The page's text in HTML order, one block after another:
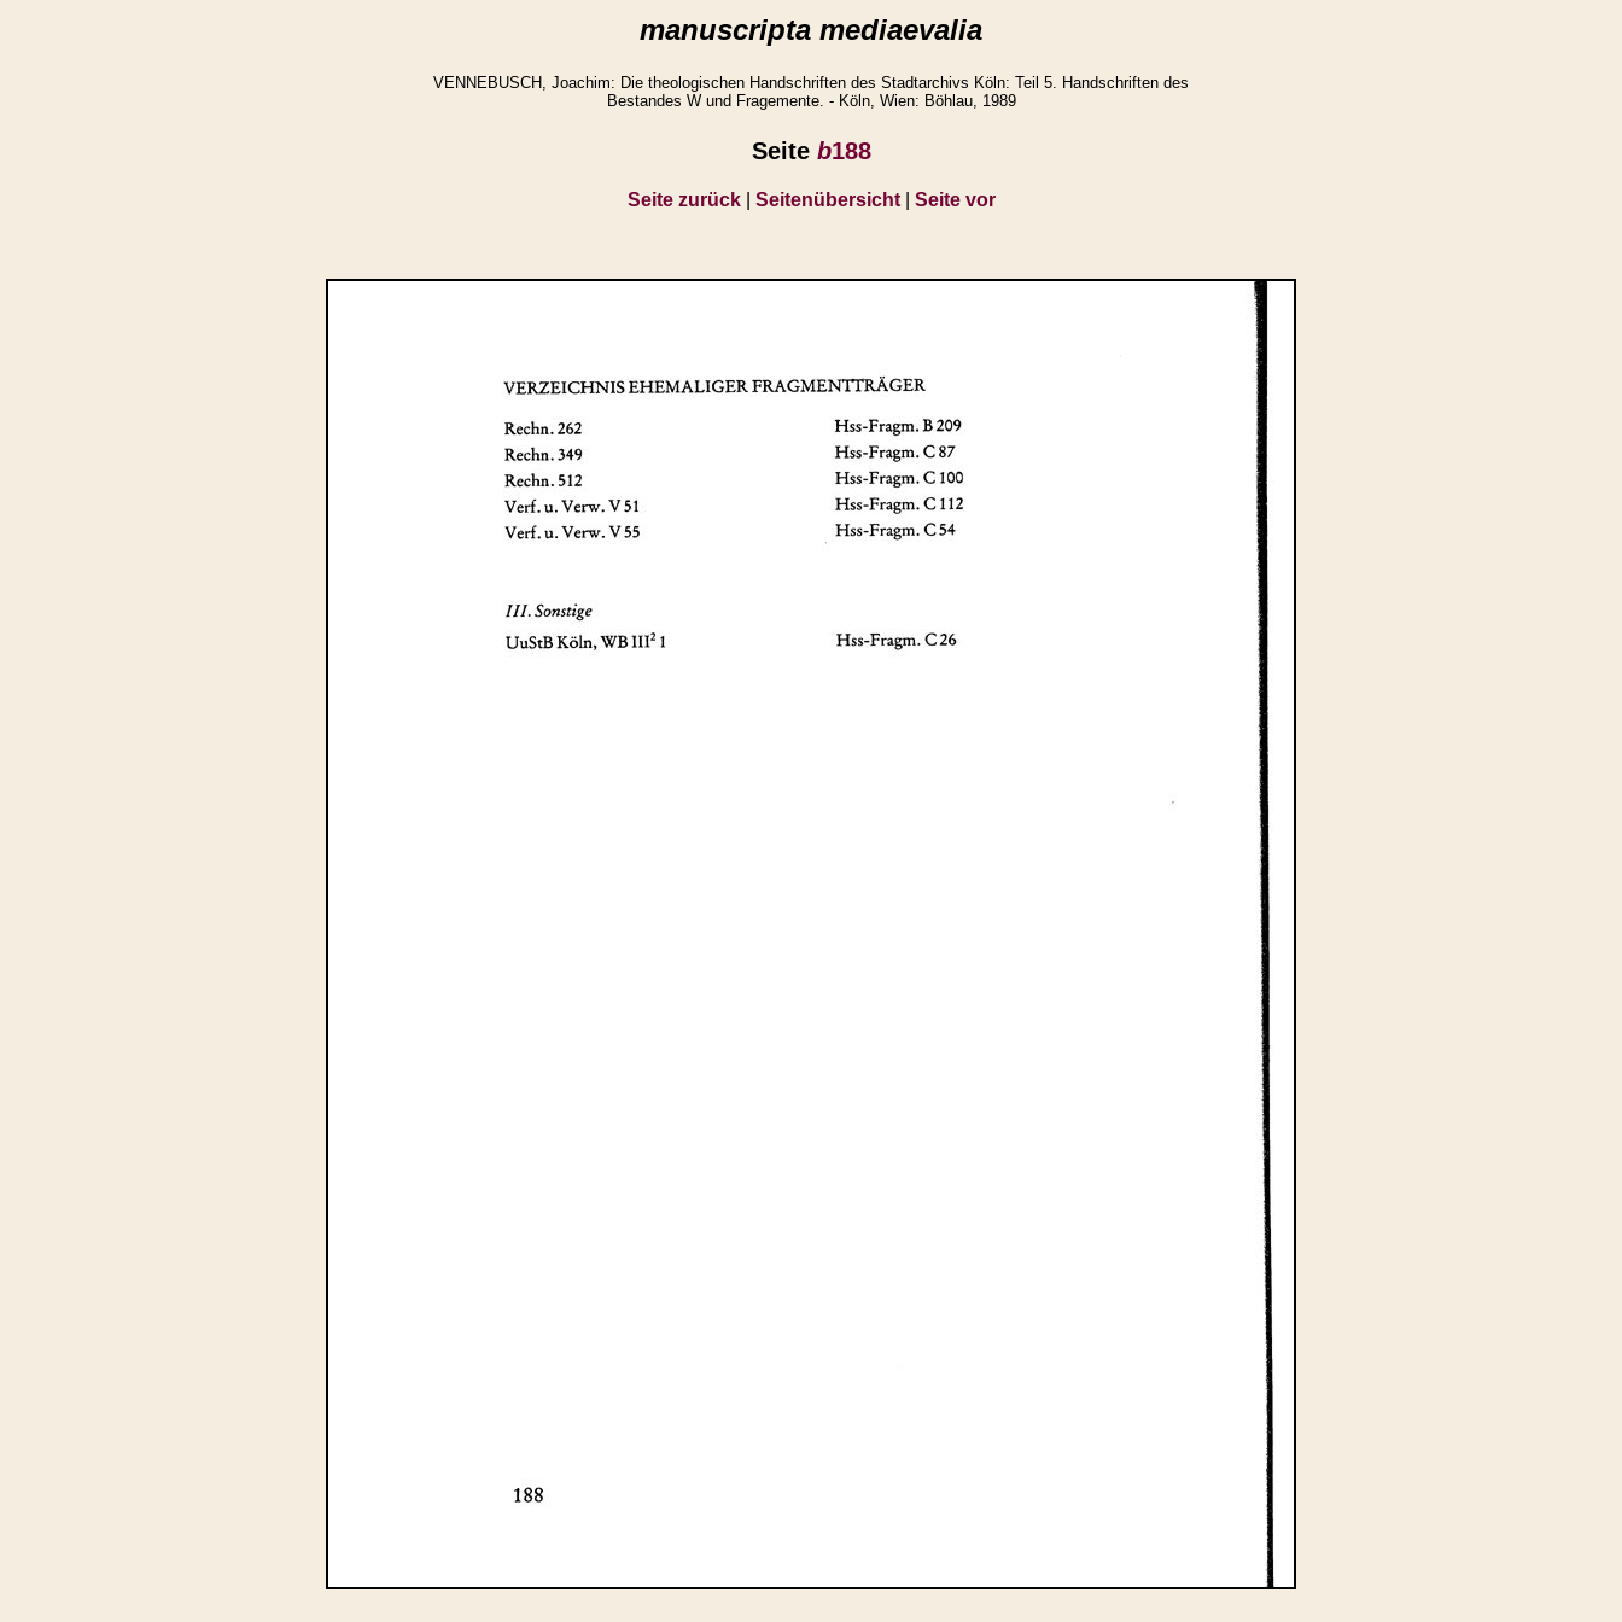
manuscripta mediaevalia
VENNEBUSCH, Joachim: Die theologischen Handschriften des Stadtarchivs Köln: Teil 5. Handschriften des
Bestandes W und Fragemente. - Köln, Wien: Böhlau, 1989
Seite b188
Seite zurück| Seitenübersicht| Seite vor